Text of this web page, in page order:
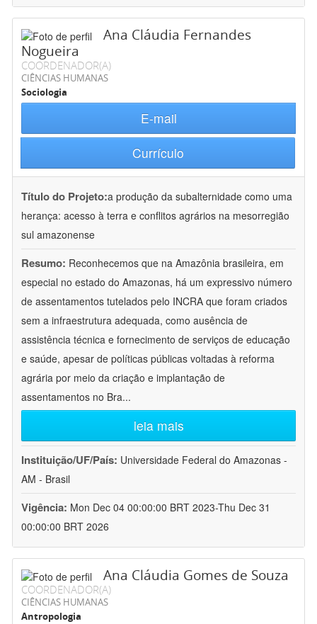
Ana Cláudia Fernandes
Nogueira
COORDENADOR(A)
CIÊNCIAS HUMANAS
Sociologia
E-mail
Currículo
Título do Projeto:a produção da subalternidade como uma
herança: acesso à terra e conflitos agrários na mesorregião
sul amazonense
Resumo: Reconhecemos que na Amazônia brasileira, em
especial no estado do Amazonas, há um expressivo número
de assentamentos tutelados pelo INCRA que foram criados
sem a infraestrutura adequada, como ausência de
assistência técnica e fornecimento de serviços de educação
e saúde, apesar de políticas públicas voltadas à reforma
agrária por meio da criação e implantação de
assentamentos no Bra...
leia mais
Instituição/UF/País: Universidade Federal do Amazonas -
AM - Brasil
Vigência: Mon Dec 04 00:00:00 BRT 2023-Thu Dec 31
00:00:00 BRT 2026
Ana Cláudia Gomes de Souza
COORDENADOR(A)
CIÊNCIAS HUMANAS
Antropologia